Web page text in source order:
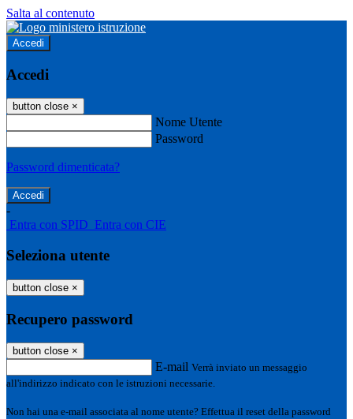
Salta al contenuto
Accedi
Accedi
button close ×
Nome Utente
Password
Password dimenticata?
-
Entra con SPID Entra con CIE
Seleziona utente
button close ×
Recupero password
button close ×
E-mail Verrà inviato un messaggio
all'indirizzo indicato con le istruzioni necessarie.
Non hai una e-mail associata al nome utente? Effettua il reset della password